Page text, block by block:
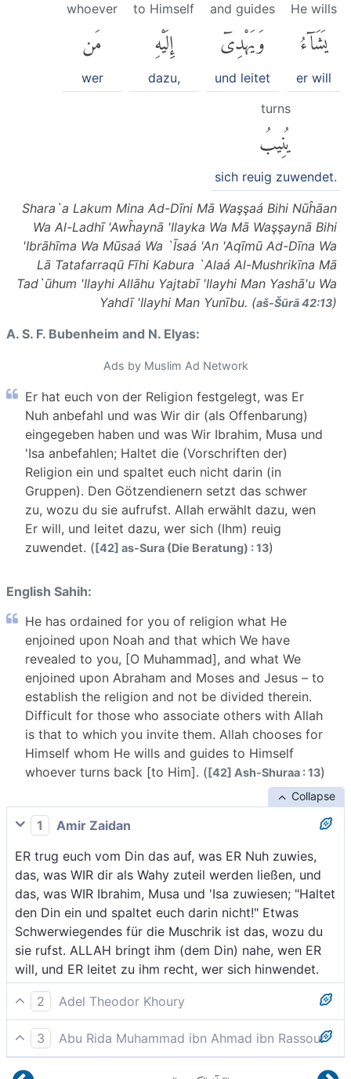
He wills
يَشَآءُ
er will
and guides
وَيَهْدِىٓ
und leitet
to Himself
إِلَيْهِ
dazu,
whoever
مَن
wer
turns
يُنِيبُ
sich reuig zuwendet.
Shara`a Lakum Mina Ad-Dīni Mā Waşşaá Bihi Nūĥāan
Wa Al-Ladhī 'Awĥaynā 'Ilayka Wa Mā Waşşaynā Bihi
'Ibrāhīma Wa Mūsaá Wa `Īsaá 'An 'Aqīmū Ad-Dīna Wa
Lā Tatafarraqū Fīhi Kabura `Alaá Al-Mushrikīna Mā
Tad`ūhum 'Ilayhi Allāhu Yajtabī 'Ilayhi Man Yashā'u Wa
Yahdī 'Ilayhi Man Yunību. (aš-Šūrā 42:13)
A. S. F. Bubenheim and N. Elyas:
Ads by Muslim Ad Network
Er hat euch von der Religion festgelegt, was Er
Nuh anbefahl und was Wir dir (als Offenbarung)
eingegeben haben und was Wir Ibrahim, Musa und
'Isa anbefahlen; Haltet die (Vorschriften der)
Religion ein und spaltet euch nicht darin (in
Gruppen). Den Götzendienern setzt das schwer
zu, wozu du sie aufrufst. Allah erwählt dazu, wen
Er will, und leitet dazu, wer sich (Ihm) reuig
zuwendet. ([42] as-Sura (Die Beratung) : 13)
English Sahih:
He has ordained for you of religion what He
enjoined upon Noah and that which We have
revealed to you, [O Muhammad], and what We
enjoined upon Abraham and Moses and Jesus – to
establish the religion and not be divided therein.
Difficult for those who associate others with Allah
is that to which you invite them. Allah chooses for
Himself whom He wills and guides to Himself
whoever turns back [to Him]. ([42] Ash-Shuraa : 13)
Collapse
1
Amir Zaidan
ER trug euch vom Din das auf, was ER Nuh zuwies,
das, was WIR dir als Wahy zuteil werden ließen, und
das, was WIR Ibrahim, Musa und 'Isa zuwiesen; "Haltet
den Din ein und spaltet euch darin nicht!" Etwas
Schwerwiegendes für die Muschrik ist das, wozu du
sie rufst. ALLAH bringt ihm (dem Din) nahe, wen ER
will, und ER leitet zu ihm recht, wer sich hinwendet.
2
Adel Theodor Khoury
Er hat euch von der Religion verordnet, was Er Noach
aufgetragen hat, und was Wir dir offenbart haben,
und was Wir Abraham, Mose und Jesus aufgetragen
3
Abu Rida Muhammad ibn Ahmad ibn Rassoul
Er verordnete für euch die Religion, die Er Noah